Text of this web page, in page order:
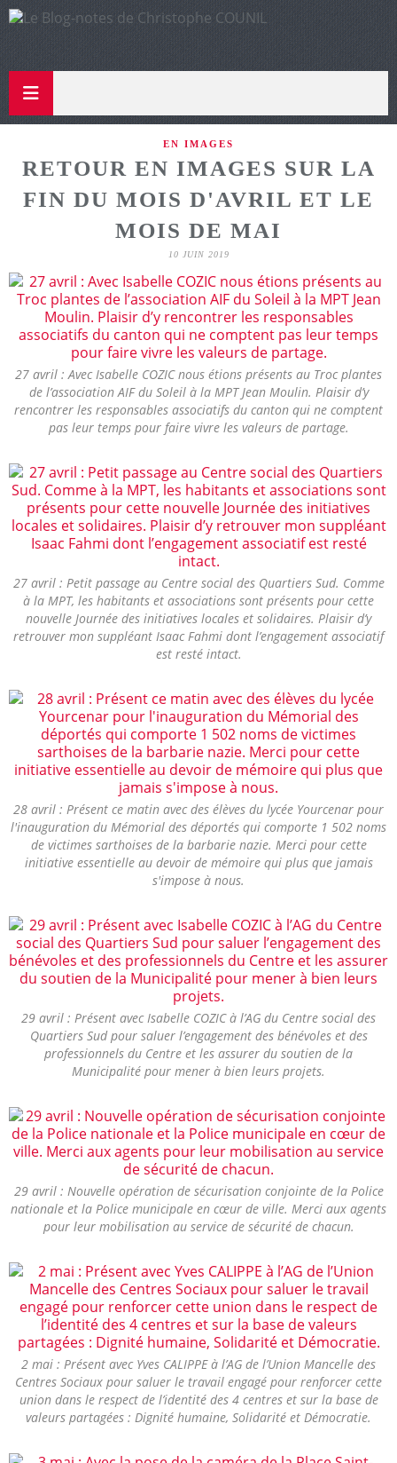
EN IMAGES
RETOUR EN IMAGES SUR LA
FIN DU MOIS D'AVRIL ET LE
MOIS DE MAI
10 JUIN 2019
27 avril : Avec Isabelle COZIC nous étions présents au Troc plantes
de l’association AIF du Soleil à la MPT Jean Moulin. Plaisir d’y
rencontrer les responsables associatifs du canton qui ne comptent
pas leur temps pour faire vivre les valeurs de partage.
27 avril : Petit passage au Centre social des Quartiers Sud. Comme
à la MPT, les habitants et associations sont présents pour cette
nouvelle Journée des initiatives locales et solidaires. Plaisir d’y
retrouver mon suppléant Isaac Fahmi dont l’engagement associatif
est resté intact.
28 avril : Présent ce matin avec des élèves du lycée Yourcenar pour
l'inauguration du Mémorial des déportés qui comporte 1 502 noms
de victimes sarthoises de la barbarie nazie. Merci pour cette
initiative essentielle au devoir de mémoire qui plus que jamais
s'impose à nous.
29 avril : Présent avec Isabelle COZIC à l’AG du Centre social des
Quartiers Sud pour saluer l’engagement des bénévoles et des
professionnels du Centre et les assurer du soutien de la
Municipalité pour mener à bien leurs projets.
29 avril : Nouvelle opération de sécurisation conjointe de la Police
nationale et la Police municipale en cœur de ville. Merci aux agents
pour leur mobilisation au service de sécurité de chacun.
2 mai : Présent avec Yves CALIPPE à l’AG de l’Union Mancelle des
Centres Sociaux pour saluer le travail engagé pour renforcer cette
union dans le respect de l’identité des 4 centres et sur la base de
valeurs partagées : Dignité humaine, Solidarité et Démocratie.